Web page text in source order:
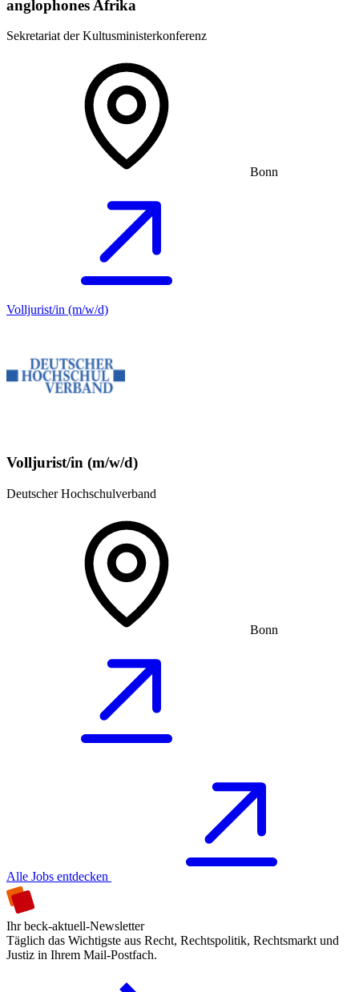
anglophones Afrika
Sekretariat der Kultusministerkonferenz
Bonn
Volljurist/in (m/w/d)
Volljurist/in (m/w/d)
Deutscher Hochschulverband
Bonn
Alle Jobs entdecken
Ihr beck-aktuell-Newsletter
Täglich das Wichtigste aus Recht, Rechtspolitik, Rechtsmarkt und
Justiz in Ihrem Mail-Postfach.